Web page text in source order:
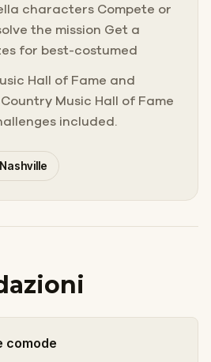
characters Compete or
the mission Get a
for best-costumed
Hall of Fame and
Country Music Hall of Fame
included.
comode